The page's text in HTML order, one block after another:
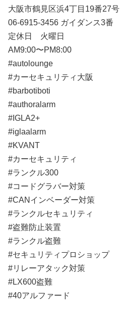
大阪市鶴見区浜4丁目19番27号
06-6915-3456 ガイダンス3番
定休日 火曜日
AM9:00〜PM8:00
#autolounge
#カーセキュリティ大阪
#barbotiboti
#authoralarm
#IGLA2+
#iglaalarm
#KVANT
#カーセキュリティ
#ランクル300
#コードグラバー対策
#CANインベーダー対策
#ランクルセキュリティ
#盗難防止装置
#ランクル盗難
#セキュリティプロショップ
#リレーアタック対策
#LX600盗難
#40アルファード